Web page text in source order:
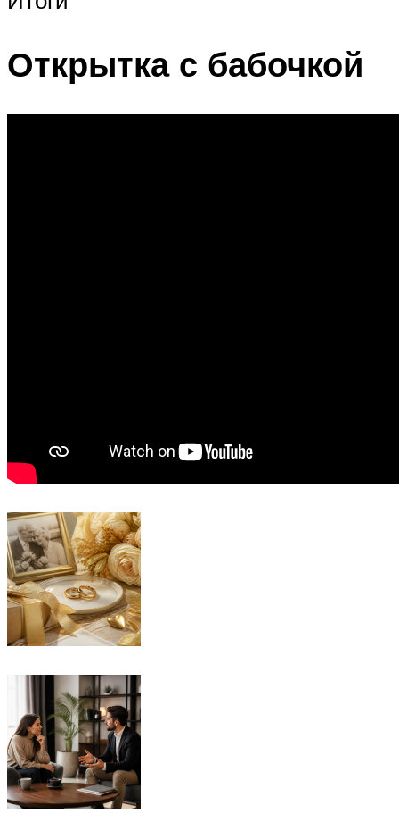
Открытка с бабочкой